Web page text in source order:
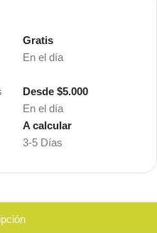
En el día
Gratis
En el día
Desde $5.000
3-5 Días
A calcular